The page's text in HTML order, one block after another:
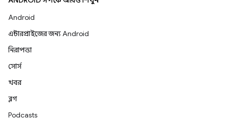
Android
এন্টারপ্রাইজের জন্য Android
নিরাপত্তা
সোর্স
খবর
ব্লগ
Podcasts